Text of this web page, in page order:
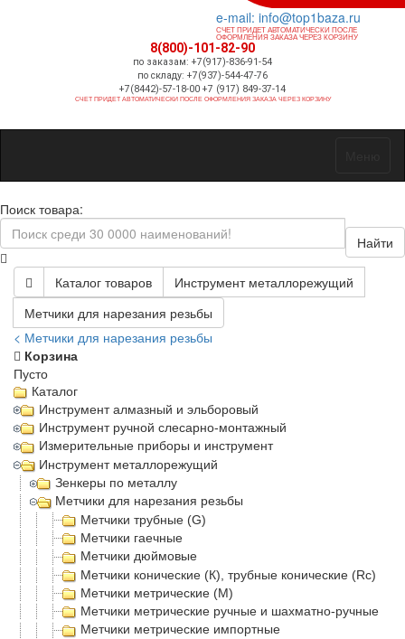
e-mail: info@top1baza.ru
СЧЕТ ПРИДЕТ АВТОМАТИЧЕСКИ ПОСЛЕ
ОФОРМЛЕНИЯ ЗАКАЗА ЧЕРЕЗ КОРЗИНУ
8(800)-101-82-90
по заказам: +7(917)-836-91-54
по складу: +7(937)-544-47-76
+7(8442)-57-18-00 +7 (917) 849-37-14
СЧЕТ ПРИДЕТ АВТОМАТИЧЕСКИ ПОСЛЕ ОФОРМЛЕНИЯ ЗАКАЗА ЧЕРЕЗ КОРЗИНУ
Поиск товара:
Найти
Каталог товаров
Инструмент металлорежущий
Метчики для нарезания резьбы
< Метчики для нарезания резьбы
Корзина
Пусто
Каталог
Инструмент алмазный и эльборовый
Инструмент ручной слесарно-монтажный
Измерительные приборы и инструмент
Инструмент металлорежущий
Зенкеры по металлу
Метчики для нарезания резьбы
Метчики трубные (G)
Метчики гаечные
Метчики дюймовые
Метчики конические (К), трубные конические (Rc)
Метчики метрические (М)
Метчики метрические ручные и шахматно-ручные
Метчики метрические импортные